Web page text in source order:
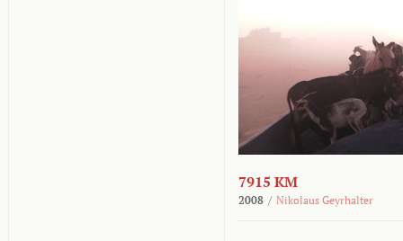
7915 KM
2008 / Nikolaus Geyrhalter